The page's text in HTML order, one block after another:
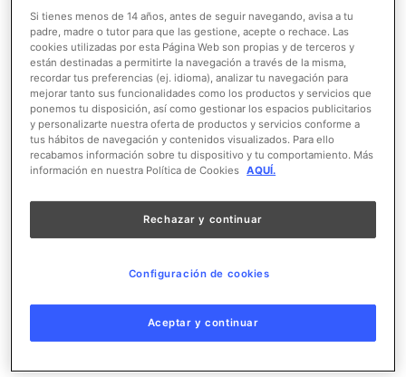
Área temática:Mediterráneo
Nombre científico:Marthasterias glacialis
Clase: Equinodermo
N A
Fondos rocosos y arenosos
Carnívoro
Si tienes menos de 14 años, antes de seguir navegando, avisa a tu
padre, madre o tutor para que las gestione, acepte o rechace. Las
cookies utilizadas por esta Página Web son propias y de terceros y
están destinadas a permitirte la navegación a través de la misma,
recordar tus preferencias (ej. idioma), analizar tu navegación para
mejorar tanto sus funcionalidades como los productos y servicios que
ponemos tu disposición, así como gestionar los espacios publicitarios
y personalizarte nuestra oferta de productos y servicios conforme a
tus hábitos de navegación y contenidos visualizados. Para ello
recabamos información sobre tu dispositivo y tu comportamiento. Más
información en nuestra Política de Cookies AQUÍ.
Rechazar y continuar
Aceptar y continuar
Configuración de cookies